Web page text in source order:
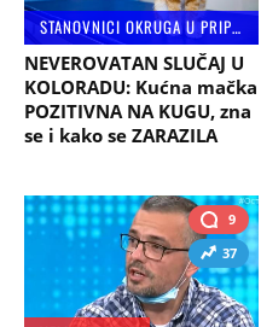
STANOVNICI OKRUGA U PRIPRAVNOSTI
NEVEROVATAN SLUČAJ U
KOLORADU: Kućna mačka
POZITIVNA NA KUGU, zna
se i kako se ZARAZILA
9
37